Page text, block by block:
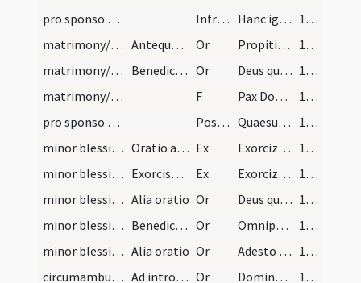
pro sponso et sponsa/M2/Mass Propers
Infracan Hanc igitur oblationem famulorum tuorum quam tibi offerunt pro famula tua illa quam perducere ... copulare digneris.
109 (94)
matrimony/nuptial veiling/1
Antequam dicatur Pax Domini, dicit orationem ista… Or Propitiare Domine supplicationibus nostris et institutis ... auxiliante servetur.
109 (94)
matrimony/nuptial veiling/2
Benedictio Or Deus qui potestate virtutis tuae ... perveniat senectutem.
109 (94)
matrimony/nuptial veiling
F Pax Domini sit semper
110 (65)
pro sponso et sponsa/M2/Mass Propers
Postcomm Quaesumus omnipotens Deus instituta providentiae tuae ... pace custodias.
110 (65)
minor blessing of water/1
Oratio aquae exorcizatae in domo Ex Exorcizo te creatura aquae ... ut fias aqua exorcizata ... angelis suis apostaticis.
116
minor blessing of water/2
Exorcismus salis et aquae benedicendum (sic) Ex Exorcizo te creatura salis ... virtutem et putredinem eius.
116
minor blessing of water/1 Alia oratio Or Deus qui ad salutem humani generis maxima ... impugnationibus defensa.
116
minor blessing of water/2
Benedictio Or Omnipotens sempiterne Deus insere te officiis nostris ... habitator appareas.
117 (72)
minor blessing of water/3 Alia oratio Or Adesto Domine supplicationibus nostris et famulos ... continua gaudeamus.
117 (72)
circumambulation/ad introitum/1
Ad introitum monasterii Or Domine Iesu Christe qui introitum portarum Ierusalem ... non est numerus.
119 (74)